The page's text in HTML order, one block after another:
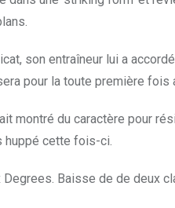
son entraîneur lui a
pour la toute première fois
du caractère pour
cette fois-ci.
Baisse de de deux